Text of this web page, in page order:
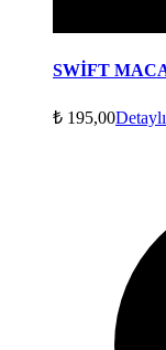
SWİFT
₺ 195,00